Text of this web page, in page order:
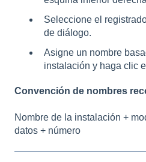
Seleccione el
de diálogo.
Asigne un nombre
instalación y haga clic
Convención de nombres
Nombre de la instalación +
datos + número